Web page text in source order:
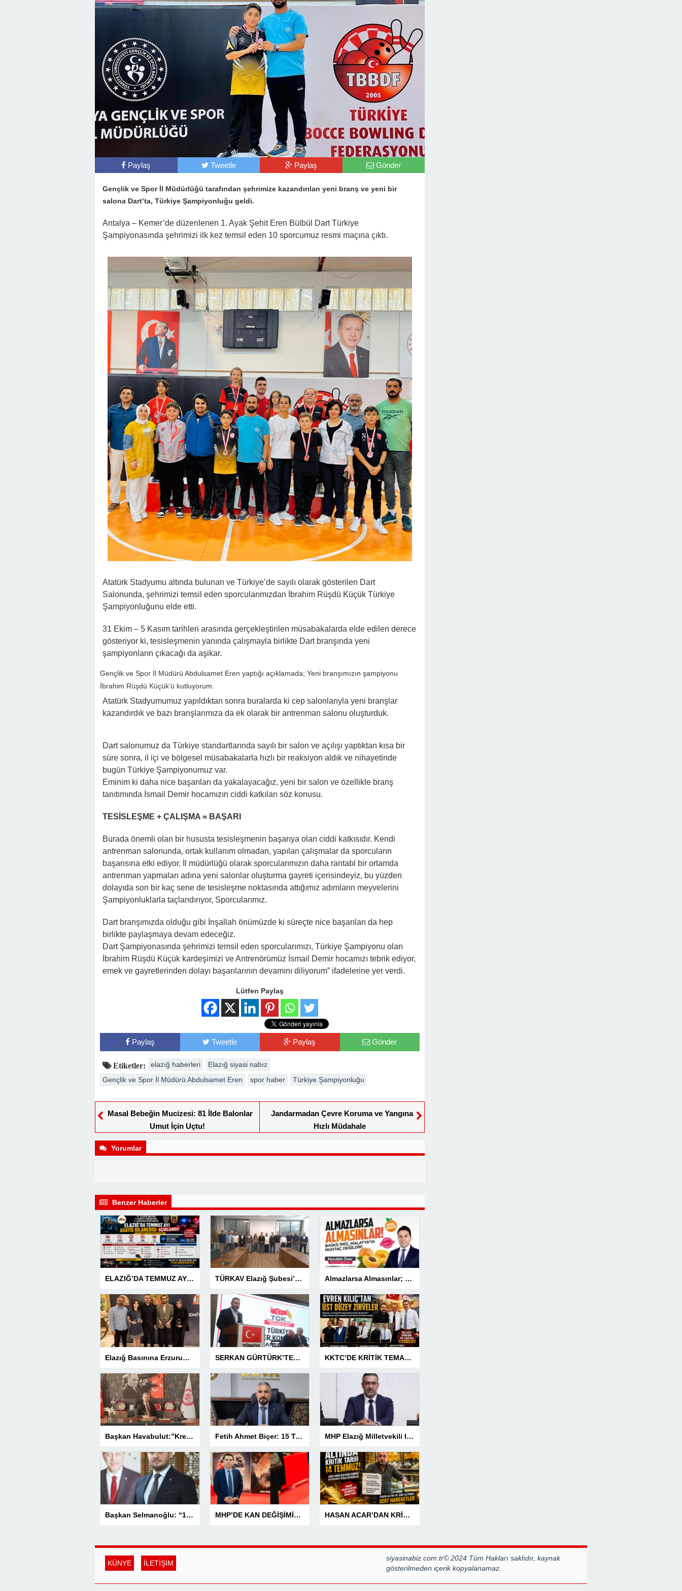
Paylaş Tweetle Paylaş Gönder
Gençlik ve Spor İl Müdürlüğü tarafından şehrimize kazandırılan yeni branş ve yeni bir
salona Dart’ta, Türkiye Şampiyonluğu geldi.
Antalya – Kemer’de düzenlenen 1. Ayak Şehit Eren Bülbül Dart Türkiye
Şampiyonasında şehrimizi ilk kez temsil eden 10 sporcumuz resmi maçına çıktı.
Atatürk Stadyumu altında bulunan ve Türkiye’de sayılı olarak gösterilen Dart
Salonunda, şehrimizi temsil eden sporcularımızdan İbrahim Rüşdü Küçük Türkiye
Şampiyonluğunu elde etti.
31 Ekim – 5 Kasım tarihleri arasında gerçekleştirilen müsabakalarda elde edilen derece
gösteriyor ki, tesisleşmenin yanında çalışmayla birlikte Dart branşında yeni
şampiyonların çıkacağı da aşikar.
Gençlik ve Spor İl Müdürü Abdulsamet Eren yaptığı açıklamada; Yeni branşımızın şampiyonu
İbrahim Rüşdü Küçük’ü kutluyorum.
Atatürk Stadyumumuz yapıldıktan sonra buralarda ki cep salonlarıyla yeni branşlar
kazandırdık ve bazı branşlarımıza da ek olarak bir antrenman salonu oluşturduk.
Dart salonumuz da Türkiye standartlarında sayılı bir salon ve açılışı yaptıktan kısa bir
süre sonra, il içi ve bölgesel müsabakalarla hızlı bir reaksiyon aldık ve nihayetinde
bugün Türkiye Şampiyonumuz var.
Eminim ki daha nice başarıları da yakalayacağız, yeni bir salon ve özellikle branş
tanıtımında İsmail Demir hocamızın ciddi katkıları söz konusu.
TESİSLEŞME + ÇALIŞMA = BAŞARI
Burada önemli olan bir hususta tesisleşmenin başarıya olan ciddi katkısıdır. Kendi
antrenman salonunda, ortak kullanım olmadan, yapılan çalışmalar da sporcuların
başarısına etki ediyor. İl müdürlüğü olarak sporcularımızın daha rantabl bir ortamda
antrenman yapmaları adına yeni salonlar oluşturma gayreti içerisindeyiz, bu yüzden
dolayıda son bir kaç sene de tesisleşme noktasında attığımız adımların meyvelerini
Şampiyonluklarla taçlandırıyor, Sporcularımız.
Dart branşımızda olduğu gibi İnşallah önümüzde ki süreçte nice başarıları da hep
birlikte paylaşmaya devam edeceğiz.
Dart Şampiyonasında şehrimizi temsil eden sporcularımızı, Türkiye Şampiyonu olan
İbrahim Rüşdü Küçük kardeşimizi ve Antrenörümüz İsmail Demir hocamızı tebrik ediyor,
emek ve gayretlerinden dolayı başarılarının devamını diliyorum” ifadelerine yer verdi.
Lütfen Paylaş
Paylaş Tweetle Paylaş Gönder
Etiketler: elazığ haberleri
Elazığ siyasi nabız
Gençlik ve Spor İl Müdürü Abdulsamet Eren
spor haber Türkiye Şampiyonluğu
Masal Bebeğin Mucizesi: 81 İlde Balonlar
Umut İçin Uçtu!
Jandarmadan Çevre Koruma ve Yangına
Hızlı Müdahale
Yorumlar
Benzer Haberler
ELAZIĞ’DA TEMMUZ AYI ASAYİŞ BİLANÇOSU AÇIKLANDI: 1 AYDA 1.032 ŞAHIS YAKALANDI, 207 TUTUKLAMA TÜRKAV Elazığ Şubesi’nden güçlü başlangıç: Kamuda liyakatin en gür sesi olacağız Almazlarsa Almasınlar; Baskilimiz Malatya’ya Muhtaç Değildir
Elazığ Basınına Erzurum’da 3 Ödül SERKAN GÜRTÜRK’TEN BASIN MESLEK YASASI VURGUSU! KKTC’DE KRİTİK TEMASLAR! EVREN KILIÇ’TAN ÜST DÜZEY ZİRVELER
Başkan Havabulut:”Kredi Kartı Komisyonları Esnafın Kazancını Eritiyor” Fetih Ahmet Biçer: 15 Temmuz, Geleceğe Karşı Taşıdığımız Sorumluluğu Hatırlatan Bir Milattır MHP Elazığ Milletvekili IŞ IKVER: 15 TEMMUZ HAİN FETÖ KALKIŞMASI TÜRKİYE’Yİ İŞGAL GİRİŞİMİDİR
Başkan Selmanoğlu: “15 Temmuz, Milletimizin Yazdığı En Büyük Demokrasi Destanlarından Biridir” MHP’DE KAN DEĞİŞİMİNE TÜRKAV’DAN GÜÇLÜ MESAJ: “BİRLİK VE BERABERLİKLE DAHA GÜÇLÜYÜZ” HASAN ACAR’DAN KRİTİK UYARI! ALTINDA GERİ SAYIM BAŞLADI! 14 TEMMUZ’DAKİ VERİ PİYASALARIN YÖNÜNÜ BELİRLEYECEK
KÜNYE İLETİŞİM
siyasinabiz.com.tr© 2024 Tüm Hakları saklıdır, kaynak
gösterilmeden içerik kopyalanamaz.